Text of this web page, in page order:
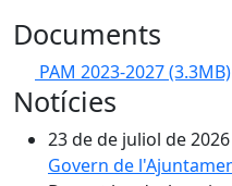
Documents
PAM 2023-2027(3.3MB)
Notícies
23 de de juliol de 2026
Govern de